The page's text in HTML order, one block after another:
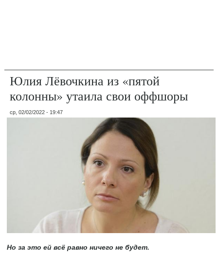
Юлия Лёвочкина из «пятой
колонны» утаила свои оффшоры
ср, 02/02/2022 - 19:47
Но за это ей всё равно ничего не будет.